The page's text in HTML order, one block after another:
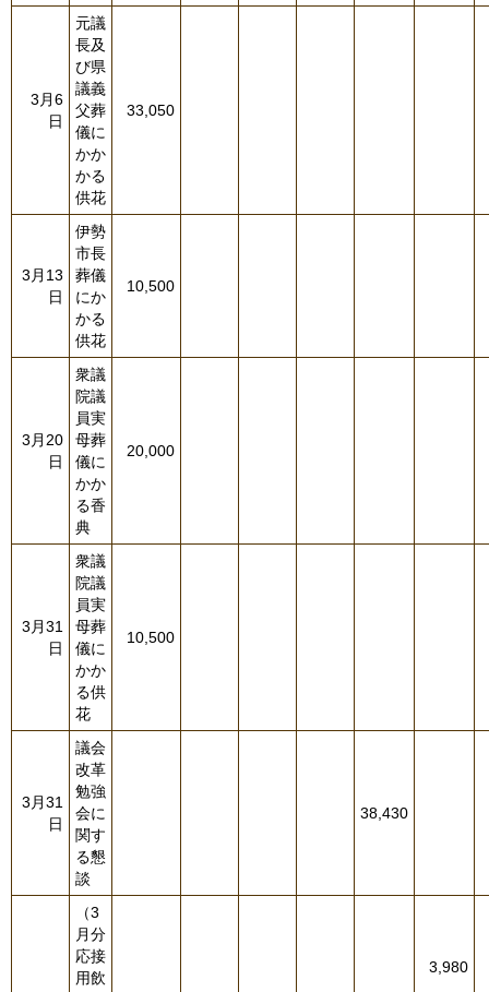
3月6
日
元議
長及
び県
議義
父葬
儀に
かか
かる
供花
33,050
3月13
日
伊勢
市長
葬儀
にか
かる
供花
10,500
3月20
日
衆議
院議
員実
母葬
儀に
かか
る香
典
20,000
3月31
日
衆議
院議
員実
母葬
儀に
かか
る供
花
10,500
3月31
日
議会
改革
勉強
会に
関す
る懇
談
38,430
（3
月分
応接
用飲
3,980